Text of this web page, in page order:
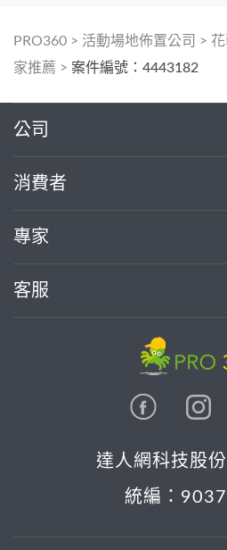
PRO360 > 活動場地佈置公司 >
家推薦 > 案件編號：4443182
公司
消費者
專家
客服
達人網科技股
統編：